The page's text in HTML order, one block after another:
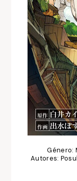
Género:
Autores: